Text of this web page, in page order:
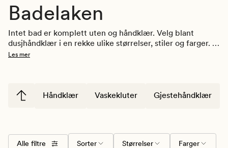
Badelaken
Intet bad er komplett uten og håndklær. Velg blant
dusjhåndklær i en rekke ulike størrelser, stiler og farger.
La håndklærne bli en interiørdetaljer i seg selv, og
Les mer
Håndklær Vaskekluter Gjestehåndklær
Alle filtre Sorter Størrelser Farger